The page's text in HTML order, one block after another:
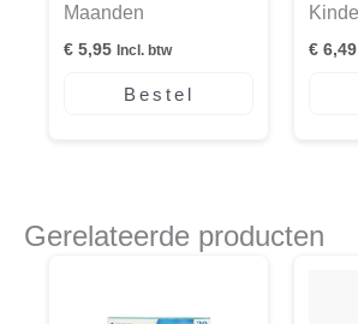
Maanden
€ 5,95 Incl. btw
Bestel
€ 6,49
Gerelateerde producten